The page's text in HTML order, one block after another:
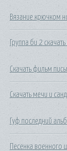
Вязание крючком
Группа би 2
Скачать фильм
Скачать мечи и
Гуф последний
Песенка военного